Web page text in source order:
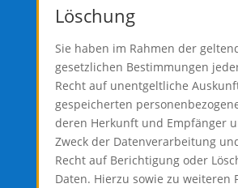
Löschung
Sie haben im Rahmen der
gesetzlichen Bestimmungen
Recht auf unentgeltliche
gespeicherten
deren Herkunft und Empfänger
Zweck der Datenverarbeitung
Recht auf Berichtigung oder
Daten. Hierzu sowie zu weiteren